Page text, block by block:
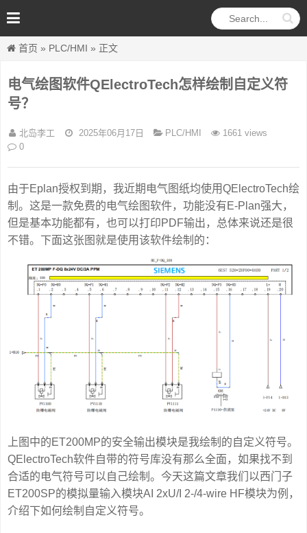
首页 » PLC/HMI » 正文
电气绘图软件QElectroTech怎样绘制自定义符
号？
北岛李工 2025年06月17日 PLC/HMI
1661 views
0
由于Eplan授权到期，我近期电气图纸均使用QElectroTech绘
制。这是一款免费的电气绘图软件，功能没有E-Plan强大，
但是基本功能都有，也可以打印PDF输出，总体来说还是很
不错。下面这张图就是使用该软件绘制的：
上图中的ET200MP的安全输出模块是我绘制的自定义符号。
QElectroTech软件自带的符号库没有那么全面，如果找不到
合适的电气符号可以自己绘制。今天这篇文章我们以西门子
ET200SP的模拟量输入模块AI 2xU/I 2-/4-wire HF模块为例，
介绍下如何绘制自定义符号。